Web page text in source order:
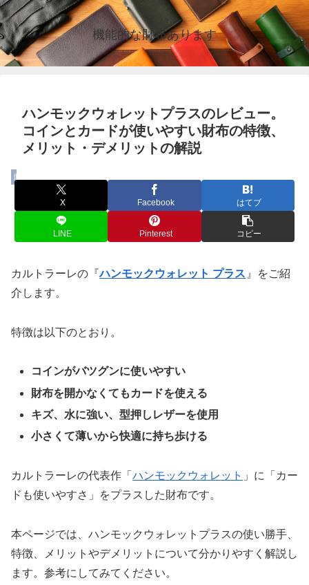
機能的な財布あります
ハンモックウォレットプラスのレビュー。
コインとカードが使いやすい財布の特徴、
メリット・デメリットの解説
財布
X Facebook はてブ
LINE Pinterest コピー
カルトラーレの『ハンモックウォレット プラス 』をご紹
介します。
特徴は以下のとおり。
コインがバツグンに使いやすい
財布を開かなくてもカードを使える
キズ、水に強い、型押しレザーを使用
小さくて薄いから快適に持ち歩ける
カルトラーレの代表作「 ハンモックウォレット 」に「カー
ドも使いやすさ」をプラスした財布です。
本ページでは、ハンモックウォレットプラスの使い勝手、
特徴、メリットやデメリットについて分かりやすく解説し
ます。参考にしてみてください。